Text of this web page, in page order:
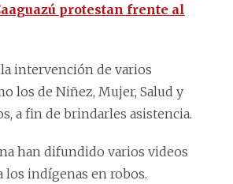
protestan frente al
intervención de varios
los de Niñez, Mujer, Salud y
a fin de brindarles asistencia.
han difundido varios videos
los indígenas en robos.